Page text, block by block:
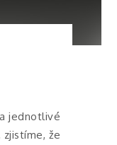
jednotlivé
že